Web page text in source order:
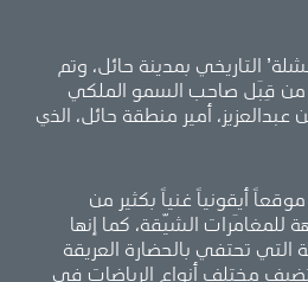
التاريخي بمدينة حائل، وتم
من قِبَل صاحب السمو الملكي
عبدالعزيز، أمير منطقة حائل، الذي
أيقونياً غنياً بكثير من
للمغامَرات الشيّقة، كما إنها
التي تحتفي بالحضارة العريقة
مختلف أنواع الرياضات في